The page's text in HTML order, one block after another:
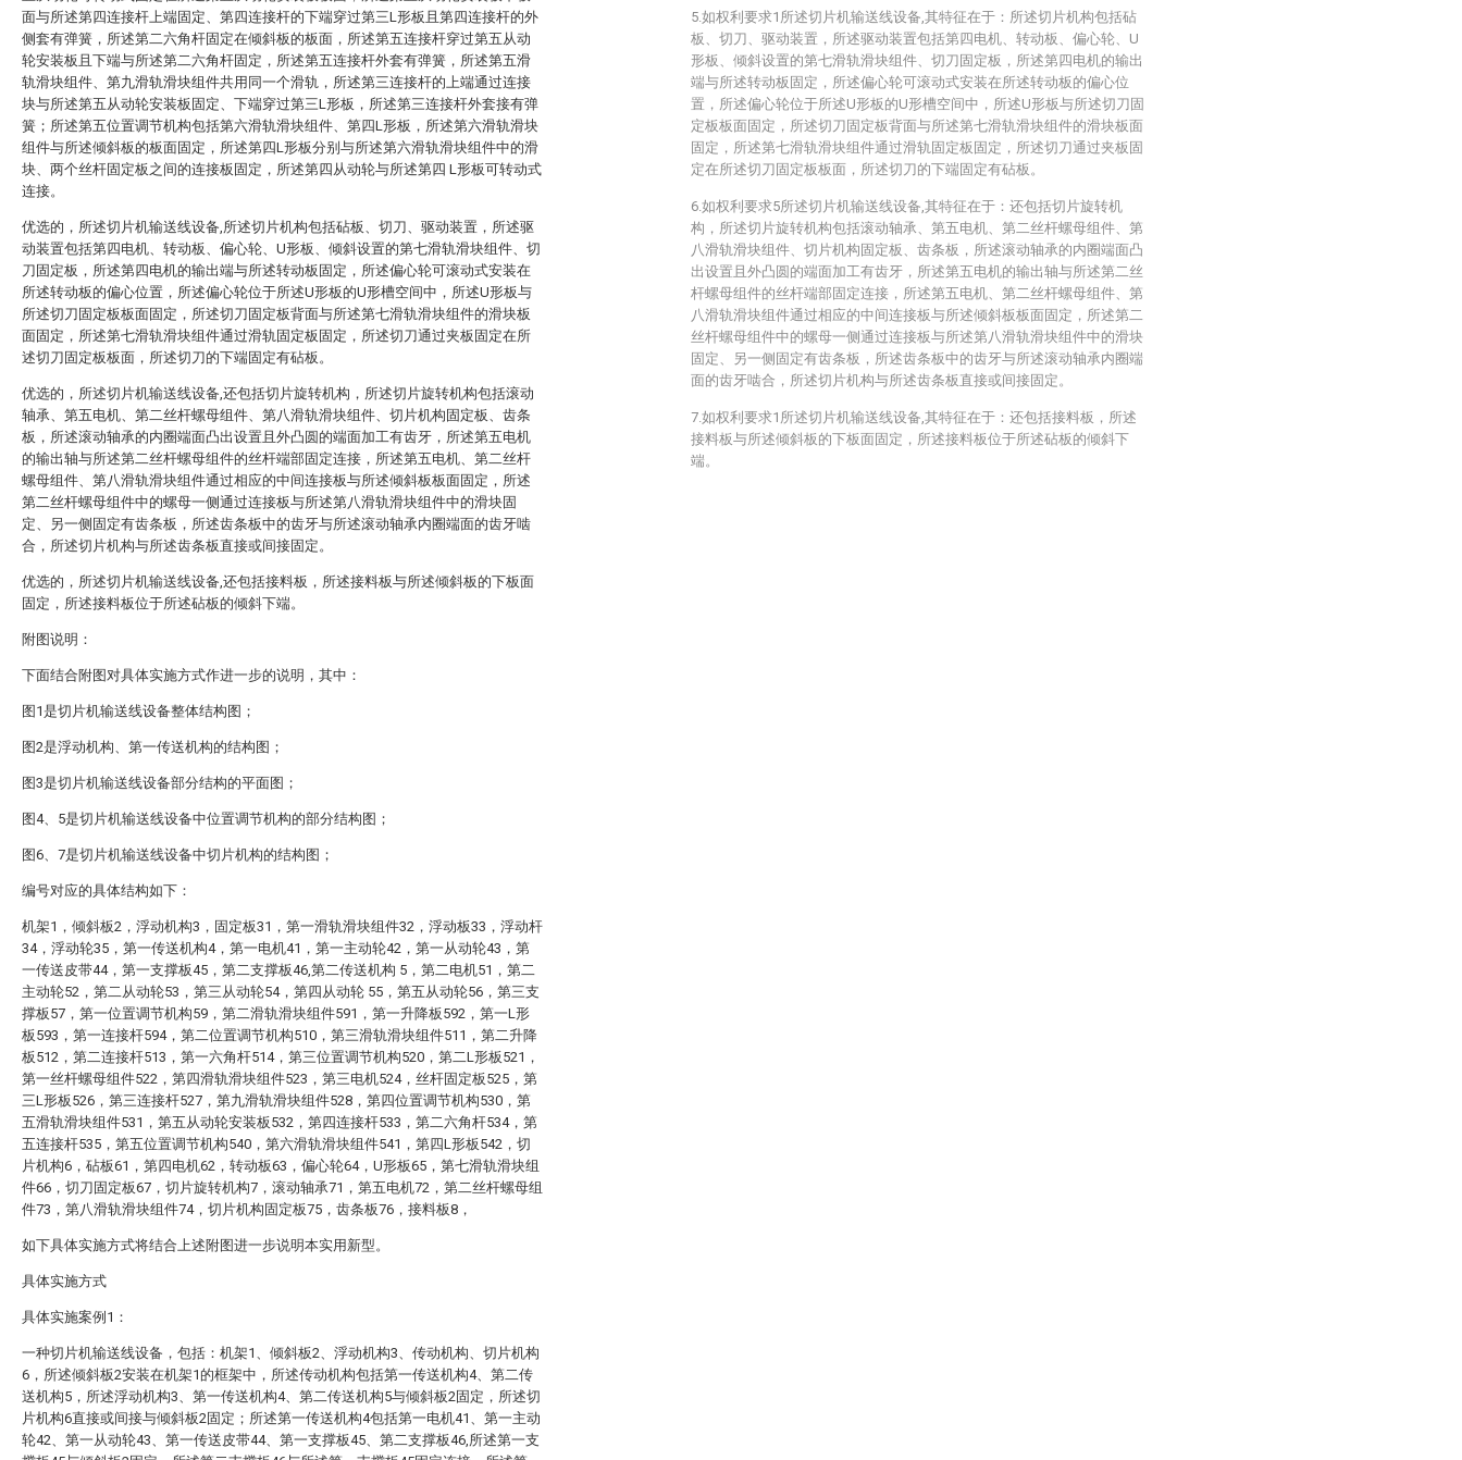
面与所述第四连接杆上端固定、第四连接杆的下端穿过第三L形板且第四连接杆的外
侧套有弹簧，所述第二六角杆固定在倾斜板的板面，所述第五连接杆穿过第五从动
轮安装板且下端与所述第二六角杆固定，所述第五连接杆外套有弹簧，所述第五滑
轨滑块组件、第九滑轨滑块组件共用同一个滑轨，所述第三连接杆的上端通过连接
块与所述第五从动轮安装板固定、下端穿过第三L形板，所述第三连接杆外套接有弹
簧；所述第五位置调节机构包括第六滑轨滑块组件、第四L形板，所述第六滑轨滑块
组件与所述倾斜板的板面固定，所述第四L形板分别与所述第六滑轨滑块组件中的滑
块、两个丝杆固定板之间的连接板固定，所述第四从动轮与所述第四 L形板可转动式
连接。
优选的，所述切片机输送线设备,所述切片机构包括砧板、切刀、驱动装置，所述驱
动装置包括第四电机、转动板、偏心轮、U形板、倾斜设置的第七滑轨滑块组件、切
刀固定板，所述第四电机的输出端与所述转动板固定，所述偏心轮可滚动式安装在
所述转动板的偏心位置，所述偏心轮位于所述U形板的U形槽空间中，所述U形板与
所述切刀固定板板面固定，所述切刀固定板背面与所述第七滑轨滑块组件的滑块板
面固定，所述第七滑轨滑块组件通过滑轨固定板固定，所述切刀通过夹板固定在所
述切刀固定板板面，所述切刀的下端固定有砧板。
优选的，所述切片机输送线设备,还包括切片旋转机构，所述切片旋转机构包括滚动
轴承、第五电机、第二丝杆螺母组件、第八滑轨滑块组件、切片机构固定板、齿条
板，所述滚动轴承的内圈端面凸出设置且外凸圆的端面加工有齿牙，所述第五电机
的输出轴与所述第二丝杆螺母组件的丝杆端部固定连接，所述第五电机、第二丝杆
螺母组件、第八滑轨滑块组件通过相应的中间连接板与所述倾斜板板面固定，所述
第二丝杆螺母组件中的螺母一侧通过连接板与所述第八滑轨滑块组件中的滑块固
定、另一侧固定有齿条板，所述齿条板中的齿牙与所述滚动轴承内圈端面的齿牙啮
合，所述切片机构与所述齿条板直接或间接固定。
优选的，所述切片机输送线设备,还包括接料板，所述接料板与所述倾斜板的下板面
固定，所述接料板位于所述砧板的倾斜下端。
附图说明：
下面结合附图对具体实施方式作进一步的说明，其中：
图1是切片机输送线设备整体结构图；
图2是浮动机构、第一传送机构的结构图；
图3是切片机输送线设备部分结构的平面图；
图4、5是切片机输送线设备中位置调节机构的部分结构图；
图6、7是切片机输送线设备中切片机构的结构图；
编号对应的具体结构如下：
机架1，倾斜板2，浮动机构3，固定板31，第一滑轨滑块组件32，浮动板33，浮动杆
34，浮动轮35，第一传送机构4，第一电机41，第一主动轮42，第一从动轮43，第
一传送皮带44，第一支撑板45，第二支撑板46,第二传送机构 5，第二电机51，第二
主动轮52，第二从动轮53，第三从动轮54，第四从动轮 55，第五从动轮56，第三支
撑板57，第一位置调节机构59，第二滑轨滑块组件591，第一升降板592，第一L形
板593，第一连接杆594，第二位置调节机构510，第三滑轨滑块组件511，第二升降
板512，第二连接杆513，第一六角杆514，第三位置调节机构520，第二L形板521，
第一丝杆螺母组件522，第四滑轨滑块组件523，第三电机524，丝杆固定板525，第
三L形板526，第三连接杆527，第九滑轨滑块组件528，第四位置调节机构530，第
五滑轨滑块组件531，第五从动轮安装板532，第四连接杆533，第二六角杆534，第
五连接杆535，第五位置调节机构540，第六滑轨滑块组件541，第四L形板542，切
片机构6，砧板61，第四电机62，转动板63，偏心轮64，U形板65，第七滑轨滑块组
件66，切刀固定板67，切片旋转机构7，滚动轴承71，第五电机72，第二丝杆螺母组
件73，第八滑轨滑块组件74，切片机构固定板75，齿条板76，接料板8，
如下具体实施方式将结合上述附图进一步说明本实用新型。
具体实施方式
具体实施案例1：
一种切片机输送线设备，包括：机架1、倾斜板2、浮动机构3、传动机构、切片机构
6，所述倾斜板2安装在机架1的框架中，所述传动机构包括第一传送机构4、第二传
送机构5，所述浮动机构3、第一传送机构4、第二传送机构5与倾斜板2固定，所述切
片机构6直接或间接与倾斜板2固定；所述第一传送机构4包括第一电机41、第一主动
轮42、第一从动轮43、第一传送皮带44、第一支撑板45、第二支撑板46,所述第一支
5.如权利要求1所述切片机输送线设备,其特征在于：所述切片机构包括砧
板、切刀、驱动装置，所述驱动装置包括第四电机、转动板、偏心轮、U
形板、倾斜设置的第七滑轨滑块组件、切刀固定板，所述第四电机的输出
端与所述转动板固定，所述偏心轮可滚动式安装在所述转动板的偏心位
置，所述偏心轮位于所述U形板的U形槽空间中，所述U形板与所述切刀固
定板板面固定，所述切刀固定板背面与所述第七滑轨滑块组件的滑块板面
固定，所述第七滑轨滑块组件通过滑轨固定板固定，所述切刀通过夹板固
定在所述切刀固定板板面，所述切刀的下端固定有砧板。
6.如权利要求5所述切片机输送线设备,其特征在于：还包括切片旋转机
构，所述切片旋转机构包括滚动轴承、第五电机、第二丝杆螺母组件、第
八滑轨滑块组件、切片机构固定板、齿条板，所述滚动轴承的内圈端面凸
出设置且外凸圆的端面加工有齿牙，所述第五电机的输出轴与所述第二丝
杆螺母组件的丝杆端部固定连接，所述第五电机、第二丝杆螺母组件、第
八滑轨滑块组件通过相应的中间连接板与所述倾斜板板面固定，所述第二
丝杆螺母组件中的螺母一侧通过连接板与所述第八滑轨滑块组件中的滑块
固定、另一侧固定有齿条板，所述齿条板中的齿牙与所述滚动轴承内圈端
面的齿牙啮合，所述切片机构与所述齿条板直接或间接固定。
7.如权利要求1所述切片机输送线设备,其特征在于：还包括接料板，所述
接料板与所述倾斜板的下板面固定，所述接料板位于所述砧板的倾斜下
端。